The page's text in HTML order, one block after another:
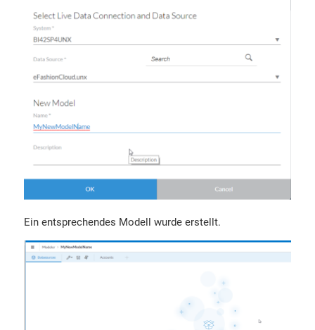
Ein entsprechendes Modell wurde erstellt.